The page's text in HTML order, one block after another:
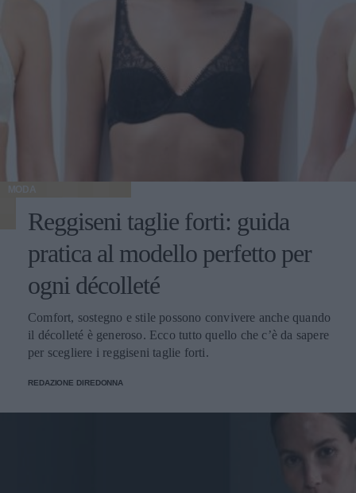
MODA
Reggiseni taglie forti: guida
pratica al modello perfetto per
ogni décolleté
Comfort, sostegno e stile possono convivere anche quando
il décolleté è generoso. Ecco tutto quello che c’è da sapere
per scegliere i reggiseni taglie forti.
REDAZIONE DIREDONNA